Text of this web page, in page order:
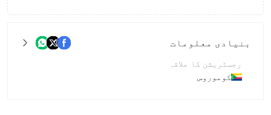
بنیادی معلومات
رجسٹریشن کا علاقہ
کوموروس